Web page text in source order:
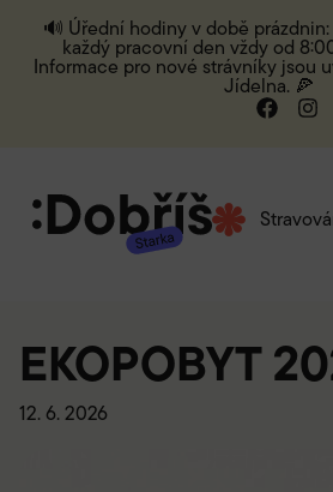
🔊 Úřední hodiny v době prázdnin:
každý pracovní den vždy od
Informace pro nové strávníky jsou
Jídelna. 🍕
EKOPOBYT
12. 6. 2026